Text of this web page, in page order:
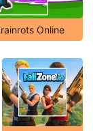
Online